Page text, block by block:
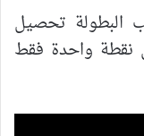
البطولة تحصيل
نقطة واحدة فقط